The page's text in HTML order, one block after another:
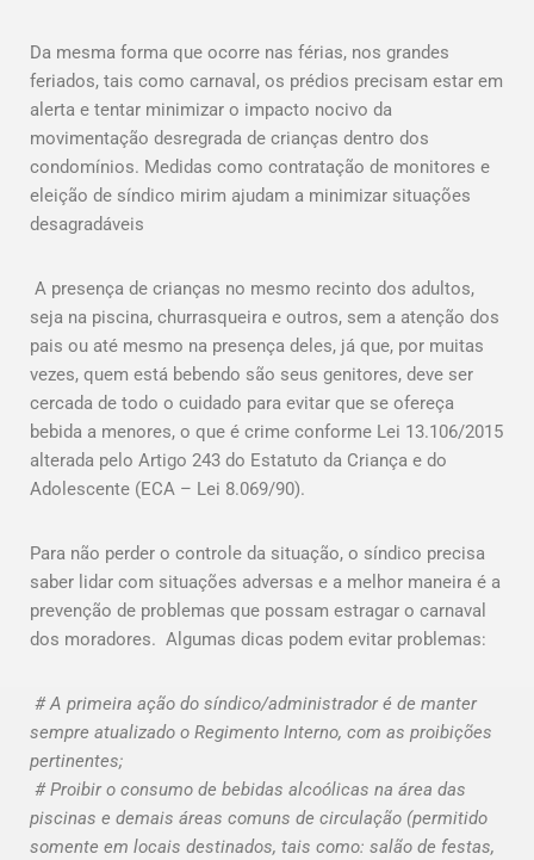
Da mesma forma que ocorre nas férias, nos grandes
feriados, tais como carnaval, os prédios precisam estar em
alerta e tentar minimizar o impacto nocivo da
movimentação desregrada de crianças dentro dos
condomínios. Medidas como contratação de monitores e
eleição de síndico mirim ajudam a minimizar situações
desagradáveis
A presença de crianças no mesmo recinto dos adultos,
seja na piscina, churrasqueira e outros, sem a atenção dos
pais ou até mesmo na presença deles, já que, por muitas
vezes, quem está bebendo são seus genitores, deve ser
cercada de todo o cuidado para evitar que se ofereça
bebida a menores, o que é crime conforme Lei 13.106/2015
alterada pelo Artigo 243 do Estatuto da Criança e do
Adolescente (ECA – Lei 8.069/90).
Para não perder o controle da situação, o síndico precisa
saber lidar com situações adversas e a melhor maneira é a
prevenção de problemas que possam estragar o carnaval
dos moradores. Algumas dicas podem evitar problemas:
# A primeira ação do síndico/administrador é de manter
sempre atualizado o Regimento Interno, com as proibições
pertinentes;
# Proibir o consumo de bebidas alcoólicas na área das
piscinas e demais áreas comuns de circulação (permitido
somente em locais destinados, tais como: salão de festas,